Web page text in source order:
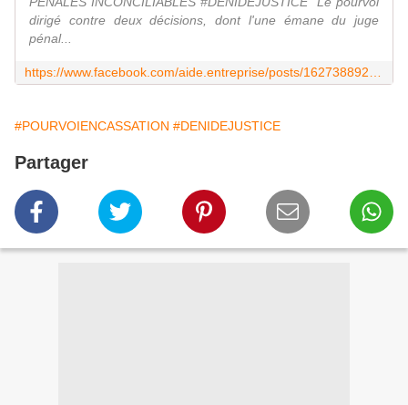
dirigé contre deux décisions, dont l'une émane du juge
pénal...
#POURVOIENCASSATION #DENIDEJUSTICE
Partager